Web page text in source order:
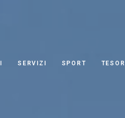
SERVIZI SPORT TESORI